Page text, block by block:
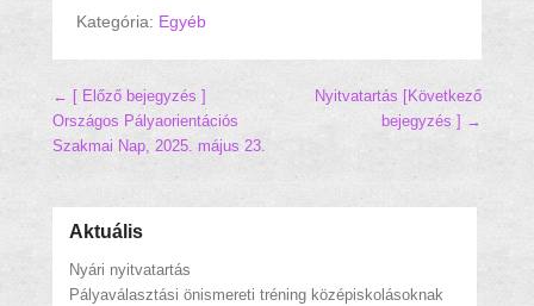
Kategória: Egyéb
Hozzászólás navigáció
← [ Előző bejegyzés ]
Országos Pályaorientációs
Szakmai Nap, 2025. május 23.
Nyitvatartás [Következő
bejegyzés ] →
Aktuális
Nyári nyitvatartás
Pályaválasztási önismereti tréning középiskolásoknak